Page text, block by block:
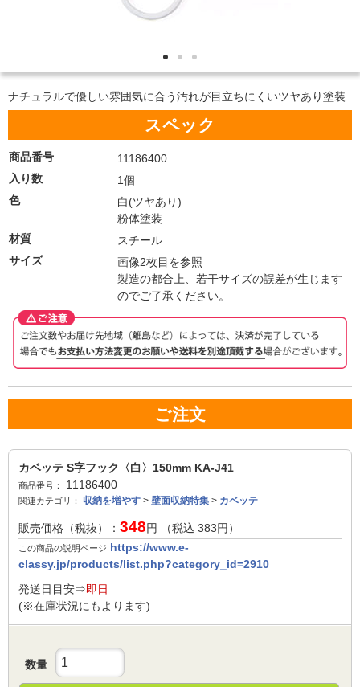
ナチュラルで優しい雰囲気に合う汚れが目立ちにくいツヤあり塗装
スペック
商品番号
11186400
入り数
1個
色
白(ツヤあり)
粉体塗装
材質
スチール
サイズ
画像2枚目を参照
製造の都合上、若干サイズの誤差が生じます
のでご了承ください。
ご注文
カベッテ S字フック〈白〉150mm KA-J41
商品番号： 11186400
関連カテゴリ： 収納を増やす > 壁面収納特集 > カベッテ
販売価格（税抜）： 348円 （税込 383円）
この商品の説明ページ https://www.e-
classy.jp/products/list.php?category_id=2910
発送日目安⇒即日
(※在庫状況にもよります)
数量